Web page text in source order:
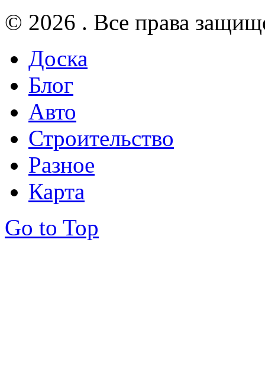
© 2026 . Все права
Доска
Блог
Авто
Строительство
Разное
Карта
Go to Top